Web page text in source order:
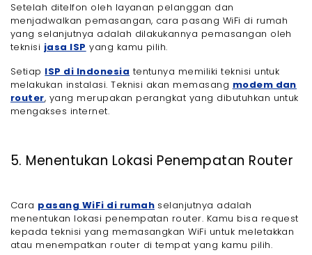
Setelah ditelfon oleh layanan pelanggan dan
menjadwalkan pemasangan, cara pasang WiFi di rumah
yang selanjutnya adalah dilakukannya pemasangan oleh
teknisi jasa ISP yang kamu pilih.
Setiap ISP di Indonesia tentunya memiliki teknisi untuk
melakukan instalasi. Teknisi akan memasang modem dan
router, yang merupakan perangkat yang dibutuhkan untuk
mengakses internet.
5. Menentukan Lokasi Penempatan Router
Cara pasang WiFi di rumah selanjutnya adalah
menentukan lokasi penempatan router. Kamu bisa request
kepada teknisi yang memasangkan WiFi untuk meletakkan
atau menempatkan router di tempat yang kamu pilih.